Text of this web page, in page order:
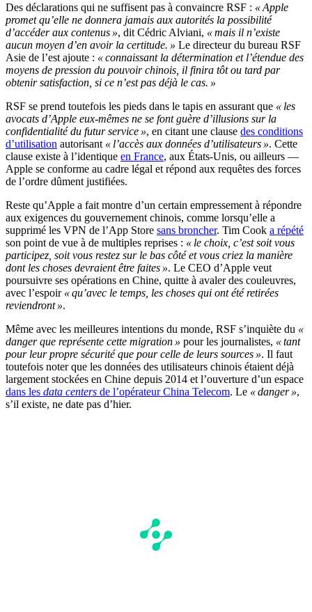
Des déclarations qui ne suffisent pas à convaincre RSF : « Apple
promet qu’elle ne donnera jamais aux autorités la possibilité
d’accéder aux contenus », dit Cédric Alviani, « mais il n’existe
aucun moyen d’en avoir la certitude. » Le directeur du bureau RSF
Asie de l’est ajoute : « connaissant la détermination et l’étendue des
moyens de pression du pouvoir chinois, il finira tôt ou tard par
obtenir satisfaction, si ce n’est pas déjà le cas. »
RSF se prend toutefois les pieds dans le tapis en assurant que « les
avocats d’Apple eux-mêmes ne se font guère d’illusions sur la
confidentialité du futur service », en citant une clause des conditions
d’utilisation autorisant « l’accès aux données d’utilisateurs ». Cette
clause existe à l’identique en France, aux États-Unis, ou ailleurs —
Apple se conforme au cadre légal et répond aux requêtes des forces
de l’ordre dûment justifiées.
Reste qu’Apple a fait montre d’un certain empressement à répondre
aux exigences du gouvernement chinois, comme lorsqu’elle a
supprimé les VPN de l’App Store sans broncher. Tim Cook a répété
son point de vue à de multiples reprises : « le choix, c’est soit vous
participez, soit vous restez sur le bas côté et vous criez la manière
dont les choses devraient être faites ». Le CEO d’Apple veut
poursuivre ses opérations en Chine, quitte à avaler des couleuvres,
avec l’espoir « qu’avec le temps, les choses qui ont été retirées
reviendront ».
Même avec les meilleures intentions du monde, RSF s’inquiète du «
danger que représente cette migration » pour les journalistes, « tant
pour leur propre sécurité que pour celle de leurs sources ». Il faut
toutefois noter que les données des utilisateurs chinois étaient déjà
largement stockées en Chine depuis 2014 et l’ouverture d’un espace
dans les data centers de l’opérateur China Telecom. Le « danger »,
s’il existe, ne date pas d’hier.